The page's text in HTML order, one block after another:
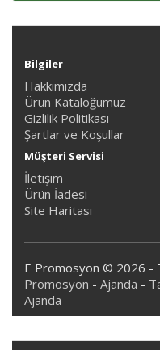
Bilgiler
Hakkımızda
Ürün Kataloğumuz
Gizlilik Politikası
Şartlar ve Koşullar
Müşteri Servisi
İletişim
Ürün İadesi
Site Haritası
E Promosyon © 2026 -
Promosyon - Ajanda -
Ajanda